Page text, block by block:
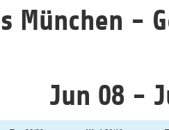
München -
Jun 08 -